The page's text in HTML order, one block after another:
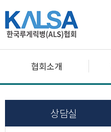
협회소개
상담실